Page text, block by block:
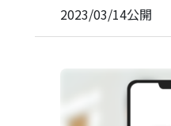
2023/03/14公開